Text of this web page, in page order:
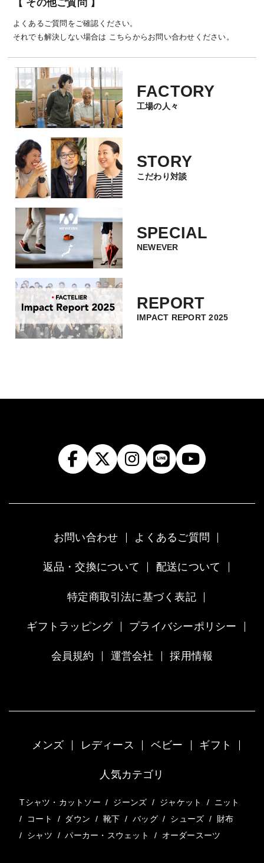
【 その他ご質問 】
よくあるご質問 をご確認ください。
それでも解決しない場合は こちら からお問い合わせください。
FACTORY
工場の人々
STORY
こだわり対談
SPECIAL
NEWEVER
REPORT
IMPACT REPORT 2025
お問い合わせ よくあるご質問
返品・交換について 配送について
特定商取引法に基づく表記
ギフトラッピング プライバシーポリシー
会員規約 運営会社 採用情報
メンズ レディース ベビー ギフト
人気カテゴリ
Tシャツ・カットソー / ジーンズ / ジャケット /
ニット
/
コート / ダウン / 靴下 / バッグ / シューズ /
財布
/
シャツ / パーカー・スウェット / オーダースーツ